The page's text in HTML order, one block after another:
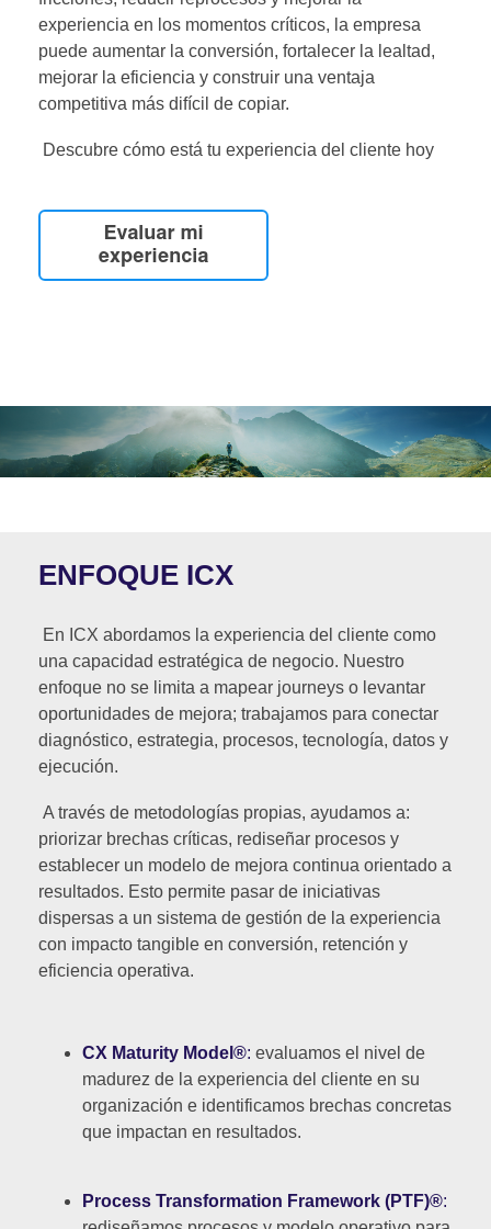
experiencia en los momentos críticos, la empresa
puede aumentar la conversión, fortalecer la lealtad,
mejorar la eficiencia y construir una ventaja
competitiva más difícil de copiar.
Descubre cómo está tu experiencia del cliente hoy
ENFOQUE ICX
En ICX abordamos la experiencia del cliente como
una capacidad estratégica de negocio. Nuestro
enfoque no se limita a mapear journeys o levantar
oportunidades de mejora; trabajamos para conectar
diagnóstico, estrategia, procesos, tecnología, datos y
ejecución.
A través de metodologías propias, ayudamos a:
priorizar brechas críticas, rediseñar procesos y
establecer un modelo de mejora continua orientado a
resultados. Esto permite pasar de iniciativas
dispersas a un sistema de gestión de la experiencia
con impacto tangible en conversión, retención y
eficiencia operativa.
CX Maturity Model®: evaluamos el nivel de
madurez de la experiencia del cliente en su
organización e identificamos brechas concretas
que impactan en resultados.
Process Transformation Framework (PTF)®: